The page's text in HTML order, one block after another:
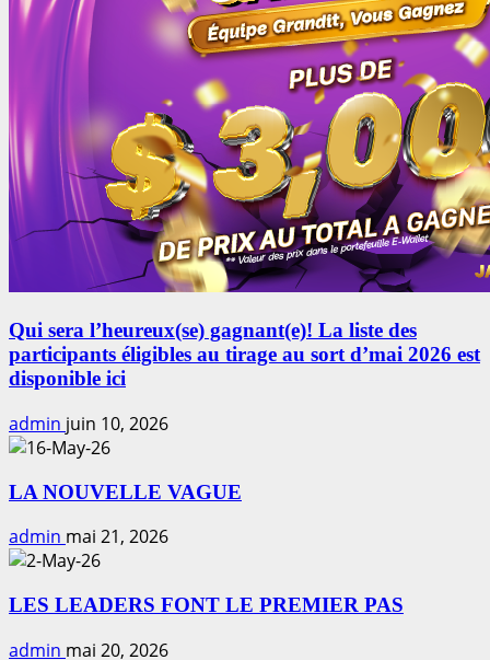
Qui sera l’heureux(se) gagnant(e)! La liste des
participants éligibles au tirage au sort d’mai 2026 est
disponible ici
admin juin 10, 2026
LA NOUVELLE VAGUE
admin mai 21, 2026
LES LEADERS FONT LE PREMIER PAS
admin mai 20, 2026